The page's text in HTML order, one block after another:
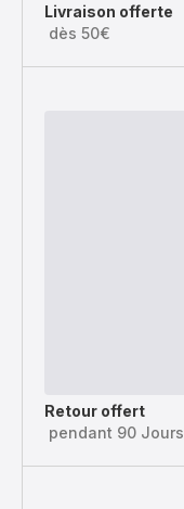
Livraison offerte
dès 50€
Retour offert
pendant 90 Jours